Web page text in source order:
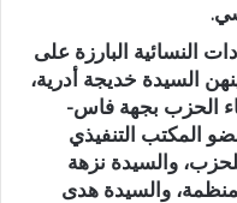
النسائية البارزة على
السيدة خديجة أدرية،
الحزب بجهة فاس-
المكتب التنفيذي
والسيدة نزهة
والسيدة هدى